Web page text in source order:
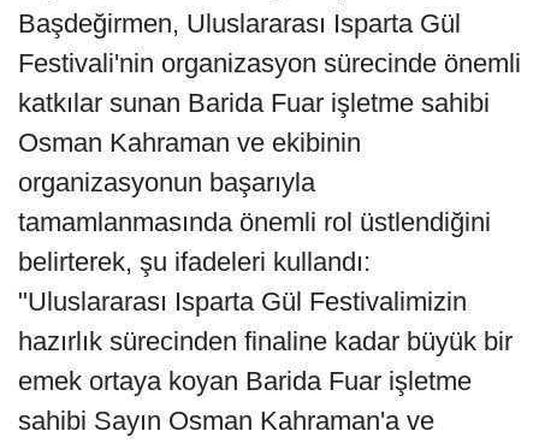
Başdeğirmen, Uluslararası Isparta Gül
Festivali'nin organizasyon sürecinde önemli
katkılar sunan Barida Fuar işletme sahibi
Osman Kahraman ve ekibinin
organizasyonun başarıyla
tamamlanmasında önemli rol üstlendiğini
belirterek, şu ifadeleri kullandı:
"Uluslararası Isparta Gül Festivalimizin
hazırlık sürecinden finaline kadar büyük bir
emek ortaya koyan Barida Fuar işletme
sahibi Sayın Osman Kahraman'a ve